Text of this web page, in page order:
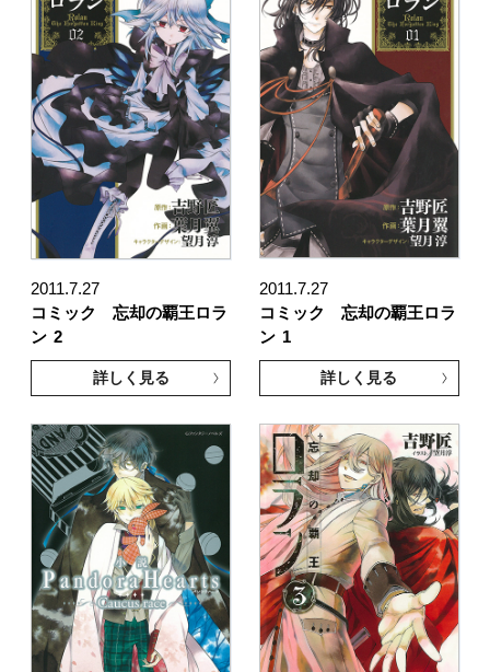
2011.7.27
コミック 忘却の覇王ロラ
ン 2
詳しく見る
2011.7.27
コミック 忘却の覇王ロラ
ン 1
詳しく見る